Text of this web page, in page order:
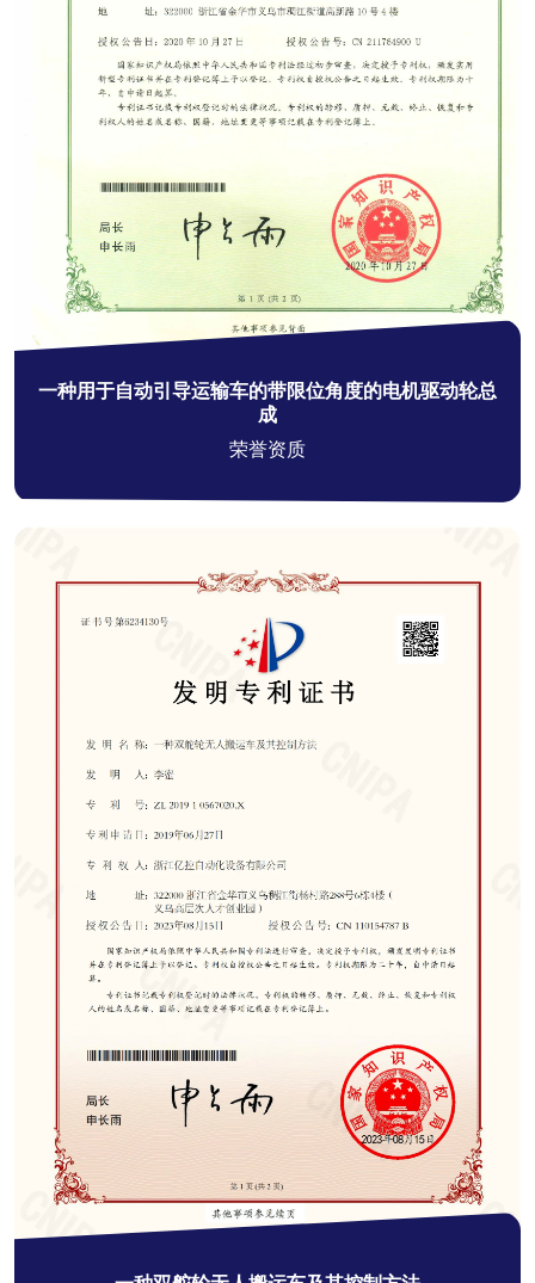
一种用于自动引导运输车的带限位角度的电机驱动轮总
成
荣誉资质